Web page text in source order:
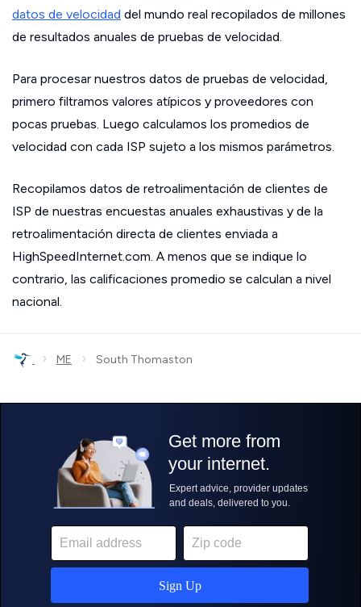
datos de velocidad del mundo real recopilados de millones
de resultados anuales de pruebas de velocidad.
Para procesar nuestros datos de pruebas de velocidad,
primero filtramos valores atípicos y proveedores con
pocas pruebas. Luego calculamos los promedios de
velocidad con cada ISP sujeto a los mismos parámetros.
Recopilamos datos de retroalimentación de clientes de
ISP de nuestras encuestas anuales exhaustivas y de la
retroalimentación directa de clientes enviada a
HighSpeedInternet.com. A menos que se indique lo
contrario, las calificaciones promedio se calculan a nivel
nacional.
› ME › South Thomaston